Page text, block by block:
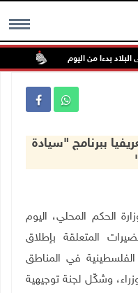
MENU بدءا من اليوم
ببرنامج "سيادة
عقدت وزارة الحكم المحلي، اليوم
المتعلقة بإطلاق
في المناطق
وشكّل لجنة توجيهية